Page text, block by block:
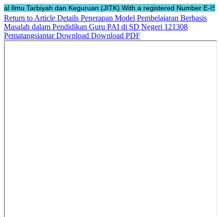
Ilmu Tarbiyah dan Keguruan (JITK) With a registered Number E-
Return to Article Details Penerapan Model Pembelajaran Berbasis
Masalah dalam Pendidikan Guru PAI di SD Negeri 121308
PematangsiantarDownload Download PDF